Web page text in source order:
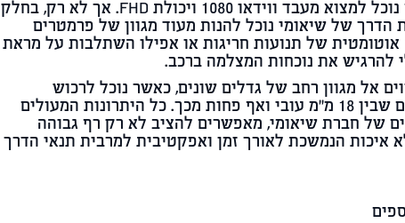
בחלק לא קטן מהם נוכל למצוא מעבד ווידאו 1080 ויכולת FHD. אך לא רק, בחלק
הדרך של שיאומי נוכל להנות מעוד מגוון של פרמטרים
אוטומטית של תנועות חריגות או אפילו השתלבות על מראת
להרגיש את נוכחות המצלמה ברכב.
אל מגוון רחב של גדלים שונים, כאשר נוכל לרכוש
מצלמות אלו בגדלים שבין 18 מ''מ עובי ואף פחות מכך. כל היתרונות המעולים
של חברת שיאומי, מאפשרים להציב לא רק רף גבוהה
איכות הנמשכת לאורך זמן ואפקטיבית למרבית תנאי הדרך